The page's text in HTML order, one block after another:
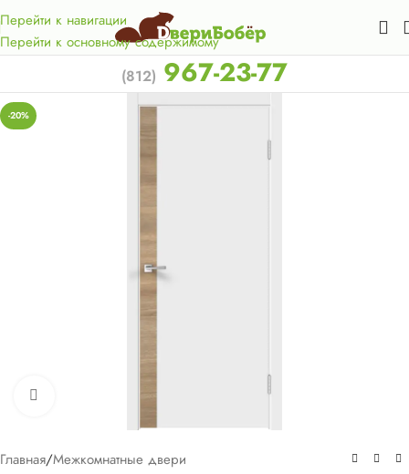
Перейти к навигации
Перейти к основному содержимому
км. от КАД.
(812) 967-23-77
-20%
Главная/Межкомнатные двери